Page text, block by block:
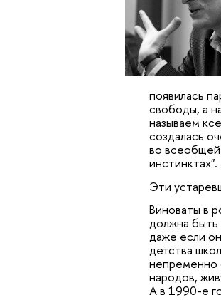
появилась
свободы, а
называем
создалась
во всеобщей
инстинктах".
Эти
Виноваты в
должна быть
даже если
детства
непременно
народов,
А в 1990-е